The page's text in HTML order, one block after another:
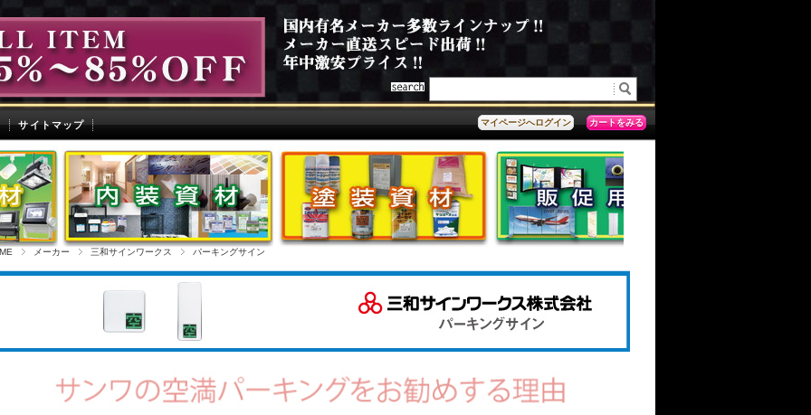
マイページへログイン カートをみる
サイトマップ
メーカー 三和サインワークス パーキングサイン